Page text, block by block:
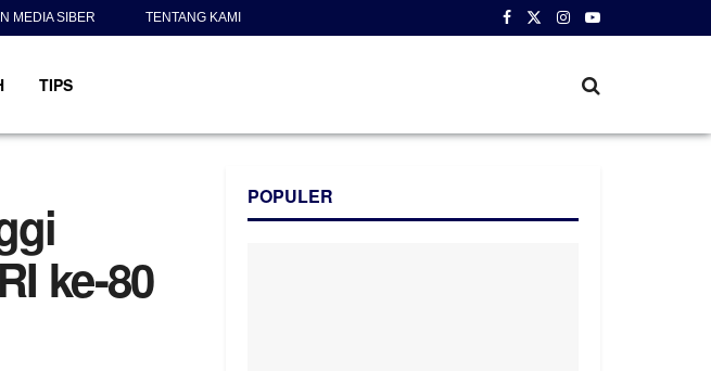
MEDIA SIBER TENTANG KAMI
TIPS
ke-80
POPULER